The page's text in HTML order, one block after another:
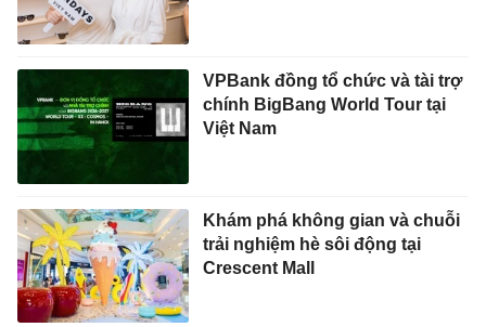
VPBank đồng tổ chức và tài trợ
chính BigBang World Tour tại
Việt Nam
Khám phá không gian và chuỗi
trải nghiệm hè sôi động tại
Crescent Mall